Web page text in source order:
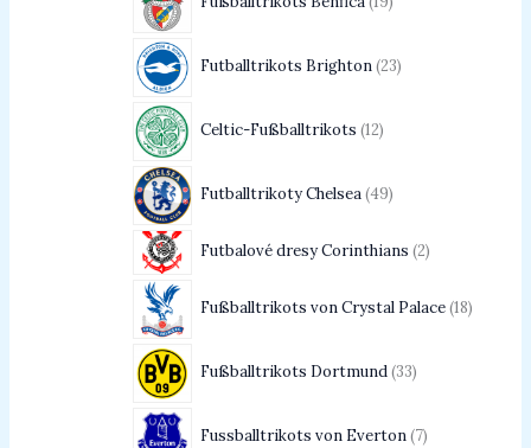
Futballtrikots Brighton 23
Celtic-Fußballtrikots 12
Futballtrikoty Chelsea 49
Futbalové dresy Corinthians 2
Fußballtrikots von Crystal Palace 18
Fußballtrikots Dortmund 33
Fussballtrikots von Everton 7